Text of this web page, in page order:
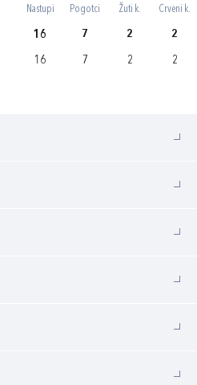
Nastupi Pogotci Žuti k. Crveni k.
16 7 2 2
16 7 2 2